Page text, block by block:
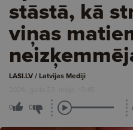
stāstā, kā
viņas
LASI.LV / Latvijas Mediji
2026. gada 23. maijs, 19:45
0 0